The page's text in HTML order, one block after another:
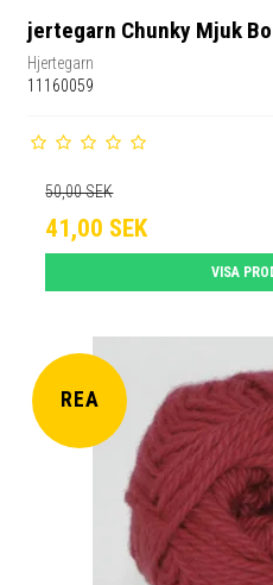
jertegarn Chunky Mjuk
Hjertegarn
11160059
50,00 SEK
41,00 SEK
VISA
REA